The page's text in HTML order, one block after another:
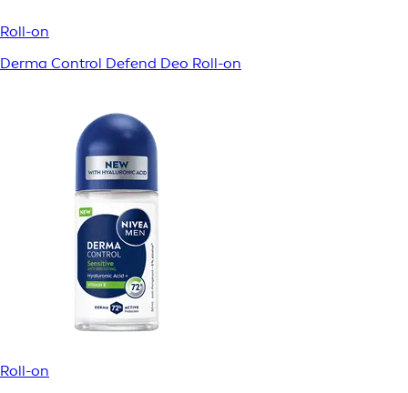
Roll-on
Derma Control Defend Deo Roll-on
Roll-on